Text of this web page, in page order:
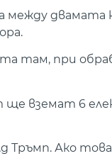
двамата
там, при
ще вземат 6
Тръмп. Ако